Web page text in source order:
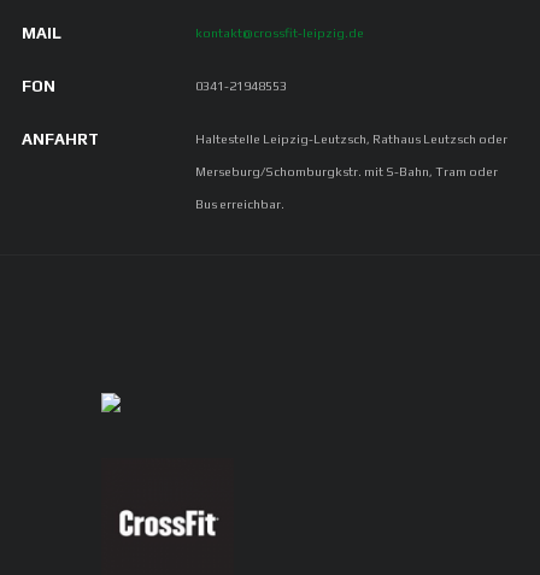
MAIL kontakt@crossfit-leipzig.de
FON 0341-21948553
ANFAHRT Haltestelle Leipzig-Leutzsch, Rathaus Leutzsch oder
Merseburg/Schomburgkstr. mit S-Bahn, Tram oder
Bus erreichbar.